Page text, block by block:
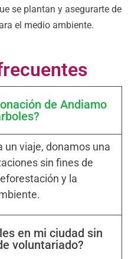
se plantan y asegurarte de
el medio ambiente.
de Andiamo
un viaje, donamos una
sin fines de
y la
en mi ciudad sin
voluntariado?